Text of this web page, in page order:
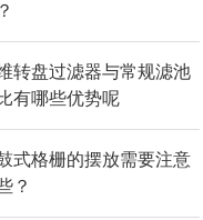
转盘过滤器与常规滤池
有哪些优势呢
式格栅的摆放需要注意
？